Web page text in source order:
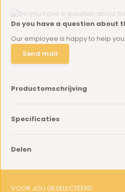
Do you have a question about
Our employee is happy to help
Send mail
Productomschrijving
Specificaties
Delen
VOOR JOU GESELECTEERD